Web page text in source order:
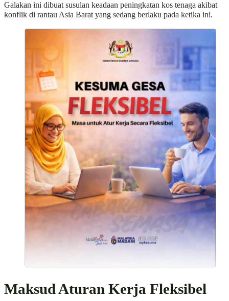
Galakan ini dibuat susulan keadaan peningkatan kos tenaga akibat
konflik di rantau Asia Barat yang sedang berlaku pada ketika ini.
Maksud Aturan Kerja Fleksibel